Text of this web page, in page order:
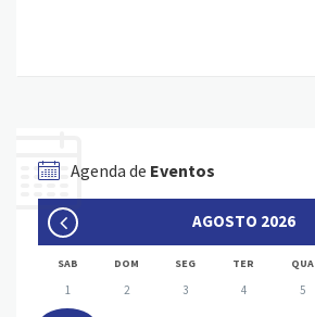
Agenda de Eventos
AGOSTO 2026
SAB DOM SEG TER QUA
1 2 3 4 5